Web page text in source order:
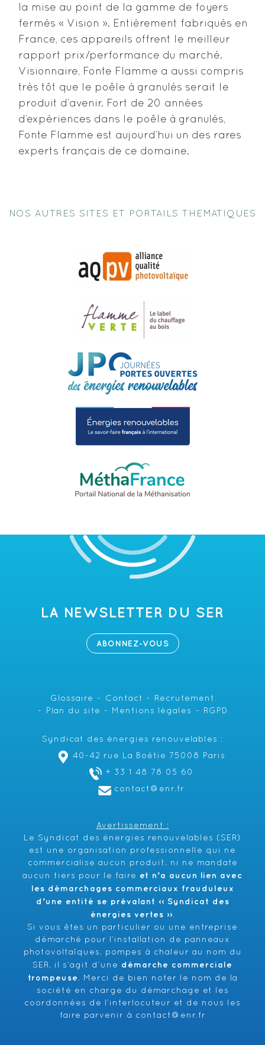
la mise au point de la gamme de foyers
fermés « Vision ». Entièrement fabriqués en
France, ces appareils offrent le meilleur
rapport prix/performance du marché.
Visionnaire, Fonte Flamme a aussi compris
très tôt que le poêle à granulés serait le
produit d’avenir. Fort de 20 années
d’expériences dans le poêle à granulés,
Fonte Flamme est aujourd’hui un des rares
experts français de ce domaine.
NOS AUTRES SITES ET PORTAILS THEMATIQUES
LA NEWSLETTER DU SER
ABONNEZ-VOUS
Glossaire Contact
Recrutement
Plan du site
Mentions légales RGPD
Syndicat des énergies renouvelables :
40-42 rue La Boétie 75008 Paris
+ 33 1 48 78 05 60
contact@enr.fr
Avertissement :
Le Syndicat des énergies renouvelables (SER)
est une organisation professionnelle qui ne
commercialise aucun produit, ni ne mandate
aucun tiers pour le faire et n’a aucun lien avec
les démarchages commerciaux frauduleux
d’une entité se prévalant ‹‹ Syndicat des
énergies vertes ››.
Si vous êtes un particulier ou une entreprise
démarché pour l’installation de panneaux
photovoltaïques, pompes à chaleur au nom du
SER, il s’agit d’une démarche commerciale
trompeuse . Merci de bien noter le nom de la
société en charge du démarchage et les
coordonnées de l’interlocuteur et de nous les
faire parvenir à
contact@enr.fr